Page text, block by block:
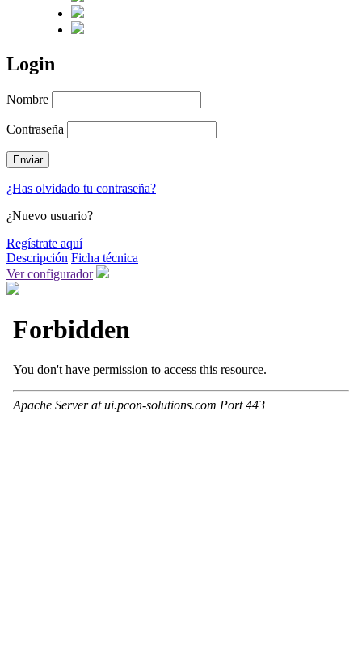
Login
Nombre
Contraseña
¿Has olvidado tu contraseña?
¿Nuevo usuario?
Regístrate aquí
Descripción Ficha técnica
Ver configurador